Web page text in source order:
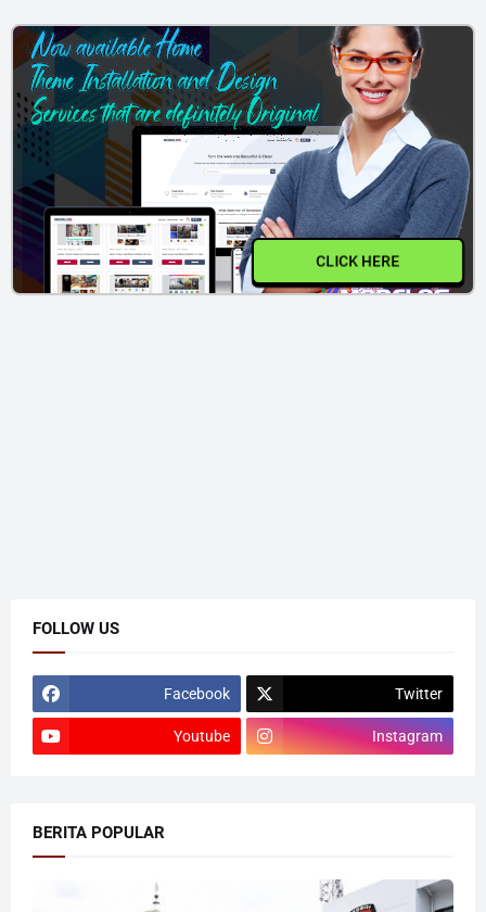
CLICK HERE
FOLLOW US
Facebook Twitter
Youtube Instagram
BERITA POPULAR